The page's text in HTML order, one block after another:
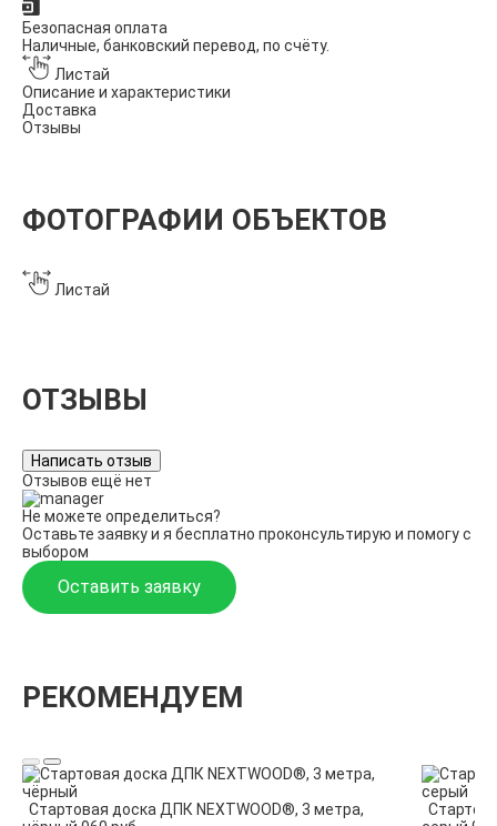
Безопасная оплата
Наличные, банковский перевод, по счёту.
Листай
Описание и характеристики
Доставка
Отзывы
ФОТОГРАФИИ ОБЪЕКТОВ
Листай
ОТЗЫВЫ
Написать отзыв
Отзывов ещё нет
Не можете определиться?
Оставьте заявку и я бесплатно проконсультирую и помогу с
выбором
Оставить заявку
РЕКОМЕНДУЕМ
Стартовая доска ДПК NEXTWOOD®, 3 метра,